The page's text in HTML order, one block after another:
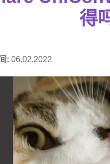
得
: 06.02.2022